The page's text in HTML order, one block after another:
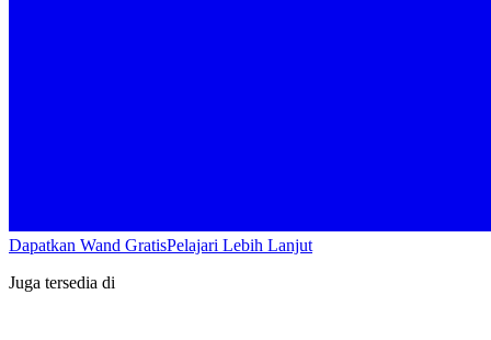
Dapatkan Wand GratisPelajari Lebih Lanjut
Juga tersedia di